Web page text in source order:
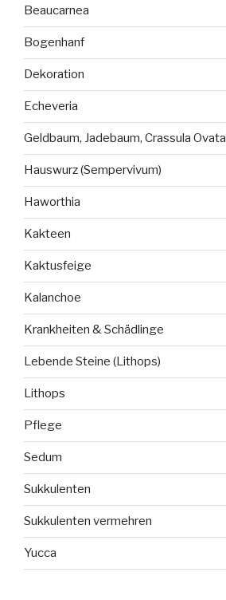
Beaucarnea
Bogenhanf
Dekoration
Echeveria
Geldbaum, Jadebaum, Crassula Ovata
Hauswurz (Sempervivum)
Haworthia
Kakteen
Kaktusfeige
Kalanchoe
Krankheiten & Schädlinge
Lebende Steine (Lithops)
Lithops
Pflege
Sedum
Sukkulenten
Sukkulenten vermehren
Yucca